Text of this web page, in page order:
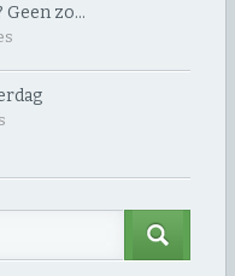
Geen zo…